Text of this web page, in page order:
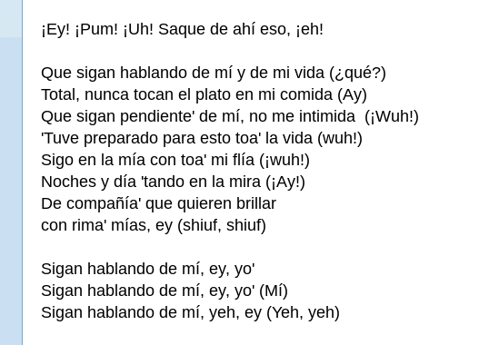
¡Ey! ¡Pum! ¡Uh! Saque de ahí eso, ¡eh!
Que sigan hablando de mí y de mi vida (¿qué?)
Total, nunca tocan el plato en mi comida (Ay)
Que sigan pendiente' de mí, no me intimida (¡Wuh!)
'Tuve preparado para esto toa' la vida (wuh!)
Sigo en la mía con toa' mi flía (¡wuh!)
Noches y día 'tando en la mira (¡Ay!)
De compañía' que quieren brillar
con rima' mías, ey (shiuf, shiuf)
Sigan hablando de mí, ey, yo'
Sigan hablando de mí, ey, yo' (Mí)
Sigan hablando de mí, yeh, ey (Yeh, yeh)